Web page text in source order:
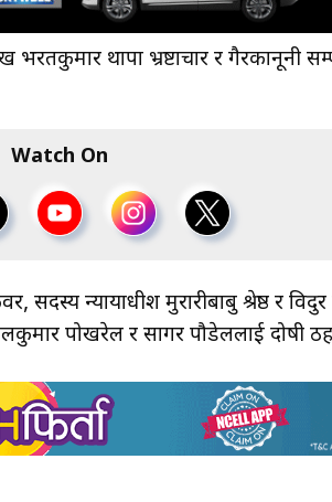
भरतकुमार थापा भ्रष्टाचार र गैरकानूनी
Watch On
न्यायाधीश मुरारीबाबु श्रेष्ठ र
पोखरेल र सागर पौडेललाई दोषी